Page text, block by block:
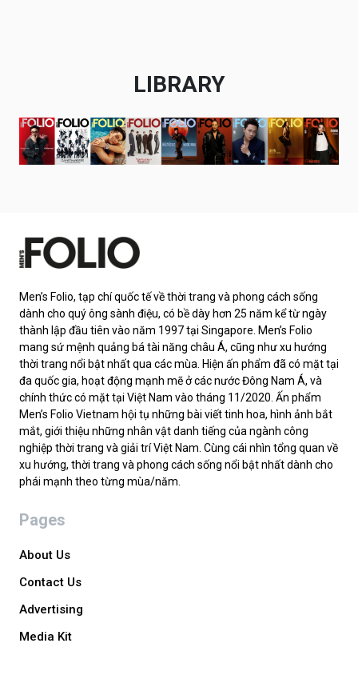
LIBRARY
Men’s Folio, tạp chí quốc tế về thời trang và phong cách sống
dành cho quý ông sành điệu, có bề dày hơn 25 năm kể từ ngày
thành lập đầu tiên vào năm 1997 tại Singapore. Men’s Folio
mang sứ mệnh quảng bá tài năng châu Á, cũng như xu hướng
thời trang nổi bật nhất qua các mùa. Hiện ấn phẩm đã có mặt tại
đa quốc gia, hoạt động mạnh mẽ ở các nước Đông Nam Á, và
chính thức có mặt tại Việt Nam vào tháng 11/2020. Ấn phẩm
Men’s Folio Vietnam hội tụ những bài viết tinh hoa, hình ảnh bắt
mắt, giới thiệu những nhân vật danh tiếng của ngành công
nghiệp thời trang và giải trí Việt Nam. Cùng cái nhìn tổng quan về
xu hướng, thời trang và phong cách sống nổi bật nhất dành cho
phái mạnh theo từng mùa/năm.
Pages
About Us
Contact Us
Advertising
Media Kit